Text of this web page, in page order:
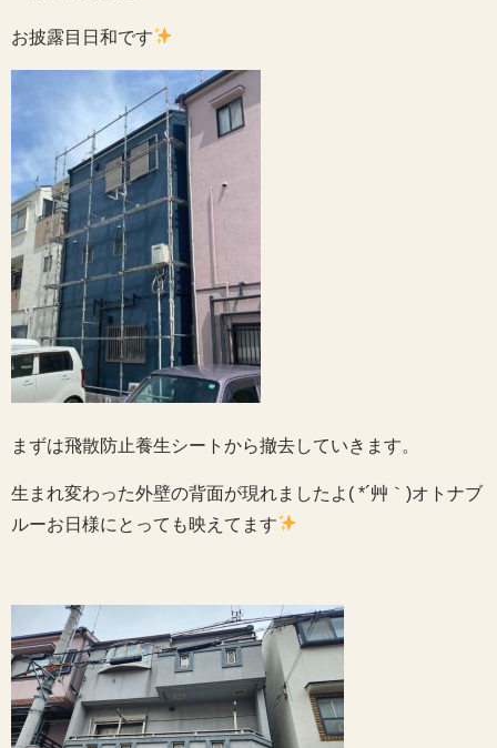
お披露目日和です
まずは飛散防止養生シートから撤去していきます。
生まれ変わった外壁の背面が現れましたよ( *´艸｀)オトナブ
ルーお日様にとっても映えてます